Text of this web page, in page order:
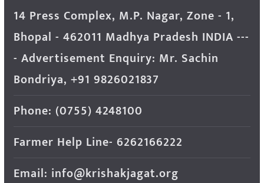
14 Press Complex, M.P. Nagar, Zone - 1,
Bhopal - 462011 Madhya Pradesh INDIA ---
- Advertisement Enquiry: Mr. Sachin
Bondriya, +91 9826021837
Phone: (0755) 4248100
Farmer Help Line- 6262166222
Email: info@krishakjagat.org